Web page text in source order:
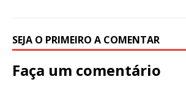
SEJA O PRIMEIRO A COMENTAR
Faça um comentário